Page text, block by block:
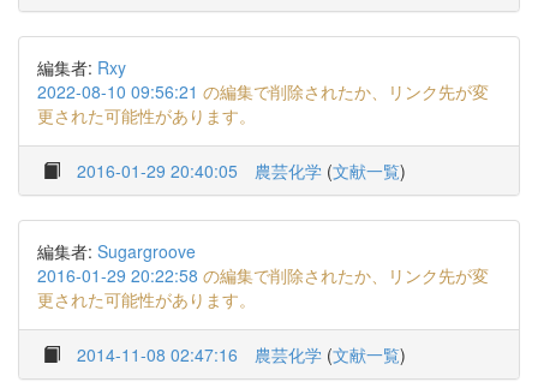
編集者: Rxy
2022-08-10 09:56:21 の編集で削除されたか、リンク先が変
更された可能性があります。
2016-01-29 20:40:05 農芸化学 (文献一覧)
編集者: Sugargroove
2016-01-29 20:22:58 の編集で削除されたか、リンク先が変
更された可能性があります。
2014-11-08 02:47:16 農芸化学 (文献一覧)